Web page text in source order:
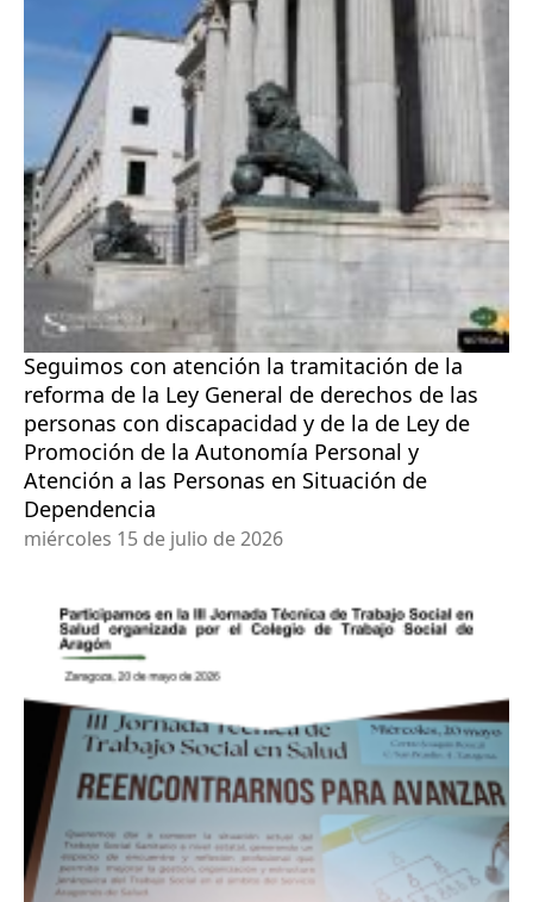
Seguimos con atención la tramitación de la
reforma de la Ley General de derechos de las
personas con discapacidad y de la de Ley de
Promoción de la Autonomía Personal y
Atención a las Personas en Situación de
Dependencia
miércoles 15 de julio de 2026